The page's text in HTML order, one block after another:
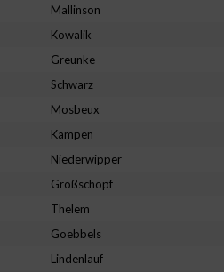
Mallinson
Kowalik
Greunke
Schwarz
Mosbeux
Kampen
Niederwipper
Großschopf
Thelem
Goebbels
Lindenlauf